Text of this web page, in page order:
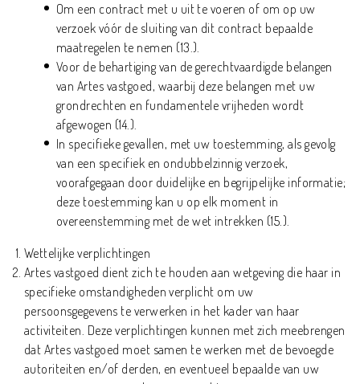
Om een contract met u uit te voeren of om op uw
verzoek vóór de sluiting van dit contract bepaalde
maatregelen te nemen (13.).
Voor de behartiging van de gerechtvaardigde belangen
van Artes vastgoed, waarbij deze belangen met uw
grondrechten en fundamentele vrijheden wordt
afgewogen (14.).
In specifieke gevallen, met uw toestemming, als gevolg
van een specifiek en ondubbelzinnig verzoek,
voorafgegaan door duidelijke en begrijpelijke informatie;
deze toestemming kan u op elk moment in
overeenstemming met de wet intrekken (15.).
Wettelijke verplichtingen
Artes vastgoed dient zich te houden aan wetgeving die haar in
specifieke omstandigheden verplicht om uw
persoonsgegevens te verwerken in het kader van haar
activiteiten. Deze verplichtingen kunnen met zich meebrengen
dat Artes vastgoed moet samen te werken met de bevoegde
autoriteiten en/of derden, en eventueel bepaalde van uw